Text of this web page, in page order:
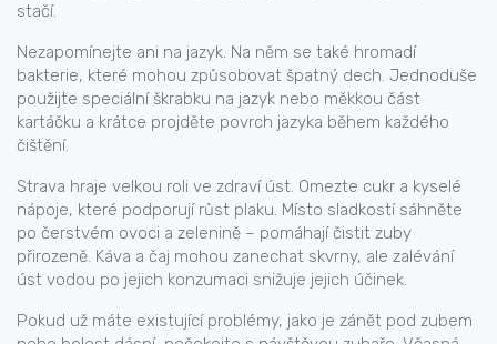
stačí.
Nezapomínejte ani na jazyk. Na něm se také hromadí
bakterie, které mohou způsobovat špatný dech. Jednoduše
použijte speciální škrabku na jazyk nebo měkkou část
kartáčku a krátce projděte povrch jazyka během každého
čištění.
Strava hraje velkou roli ve zdraví úst. Omezte cukr a kyselé
nápoje, které podporují růst plaku. Místo sladkostí sáhněte
po čerstvém ovoci a zelenině – pomáhají čistit zuby
přirozeně. Káva a čaj mohou zanechat skvrny, ale zalévání
úst vodou po jejich konzumaci snižuje jejich účinek.
Pokud už máte existující problémy, jako je zánět pod zubem